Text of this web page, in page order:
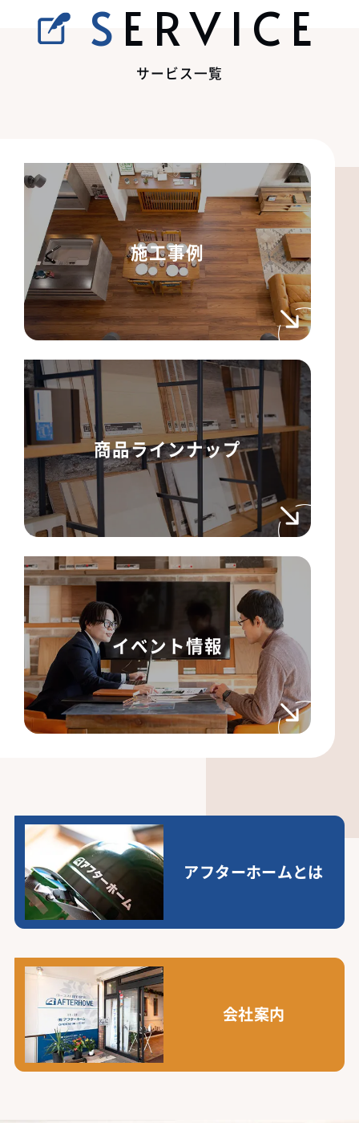
SERVICE
サービス一覧
施工事例
商品ラインナップ
イベント情報
アフターホームとは
会社案内